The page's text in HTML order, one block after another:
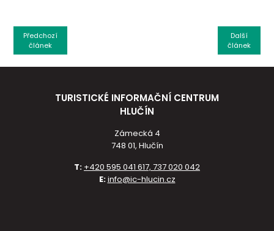
Další
článek
Předchozí
článek
TURISTICKÉ INFORMAČNÍ CENTRUM
HLUČÍN
Zámecká 4
748 01, Hlučín
T: +420 595 041 617, 737 020 042
E:info@ic-hlucin.cz